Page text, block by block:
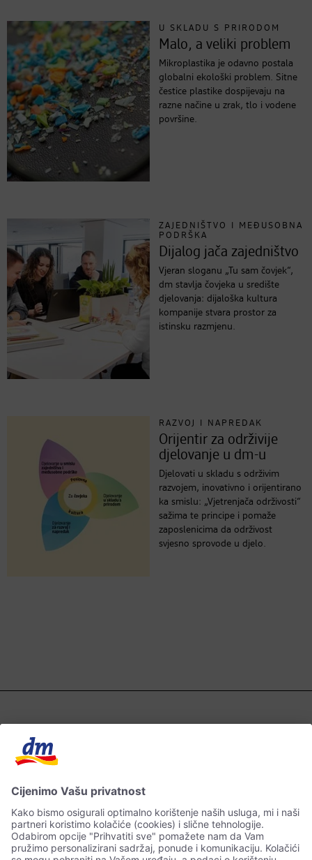
U SKLADU S PRIRODOM
Malo, a veliki problem
Mikroplastika je odavno postala
globalni ekološki problem. Sitne
čestice plastike dospijevaju na
razne načine u zrak, tlo i vodene
površine.
ZAJEDNIŠTVO I MEĐUSOBNA
PODRŠKA
Dijalog jača zajedništvo
Vjeran sloganu „Tu sam čovjek“,
dm stavlja čovjeka u središte
djelovanja: dijaloška kultura
kompanije stvara prostor za
istinsku razmjenu.
RAZVOJ I NAPREDAK
Orijentir za održivije
djelovanje u dm-u
Djelovati u skladu s održivim
razvojem, inovativno i orijentirano
ka smislu: „Vjetrenjača održivosti“
sažima te principe i pomaže
zaposlenicima da održivost
svjesno sprovode u djelo.